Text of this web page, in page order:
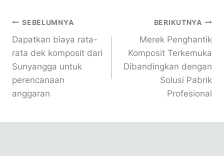
Navigasi
Pos
SEBELUMNYA
Dapatkan biaya rata-
rata dek komposit dari
Sunyangga untuk
perencanaan
anggaran
BERIKUTNYA
Merek Penghantik
Komposit Terkemuka
Dibandingkan dengan
Solusi Pabrik
Profesional